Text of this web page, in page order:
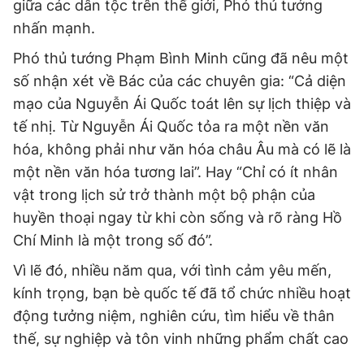
giữa các dân tộc trên thế giới, Phó thủ tướng
nhấn mạnh.
Phó thủ tướng Phạm Bình Minh cũng đã nêu một
số nhận xét về Bác của các chuyên gia: “Cả diện
mạo của Nguyễn Ái Quốc toát lên sự lịch thiệp và
tế nhị. Từ Nguyễn Ái Quốc tỏa ra một nền văn
hóa, không phải như văn hóa châu Âu mà có lẽ là
một nền văn hóa tương lai”. Hay “Chỉ có ít nhân
vật trong lịch sử trở thành một bộ phận của
huyền thoại ngay từ khi còn sống và rõ ràng Hồ
Chí Minh là một trong số đó”.
Vì lẽ đó, nhiều năm qua, với tình cảm yêu mến,
kính trọng, bạn bè quốc tế đã tổ chức nhiều hoạt
động tưởng niệm, nghiên cứu, tìm hiểu về thân
thế, sự nghiệp và tôn vinh những phẩm chất cao